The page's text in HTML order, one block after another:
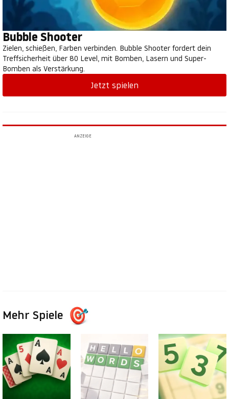
Bubble Shooter
Zielen, schießen, Farben verbinden. Bubble Shooter fordert dein
Treffsicherheit über 80 Level, mit Bomben, Lasern und Super-
Bomben als Verstärkung.
Jetzt spielen
ANZEIGE
Mehr Spiele